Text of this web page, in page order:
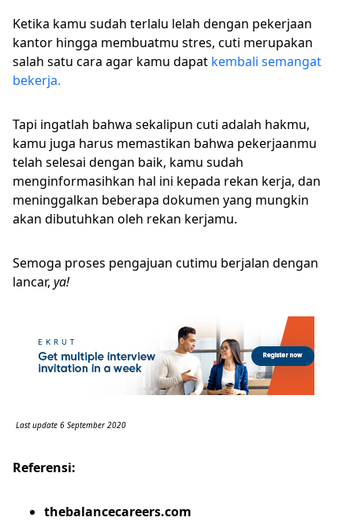
Ketika kamu sudah terlalu lelah dengan pekerjaan
kantor hingga membuatmu stres, cuti merupakan
salah satu cara agar kamu dapat kembali semangat
bekerja.
Tapi ingatlah bahwa sekalipun cuti adalah hakmu,
kamu juga harus memastikan bahwa pekerjaanmu
telah selesai dengan baik, kamu sudah
menginformasihkan hal ini kepada rekan kerja, dan
meninggalkan beberapa dokumen yang mungkin
akan dibutuhkan oleh rekan kerjamu.
Semoga proses pengajuan cutimu berjalan dengan
lancar, ya!
Last update 6 September 2020
Referensi:
thebalancecareers.com